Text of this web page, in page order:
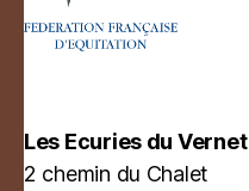
Les Ecuries du Vernet
2 chemin du Chalet